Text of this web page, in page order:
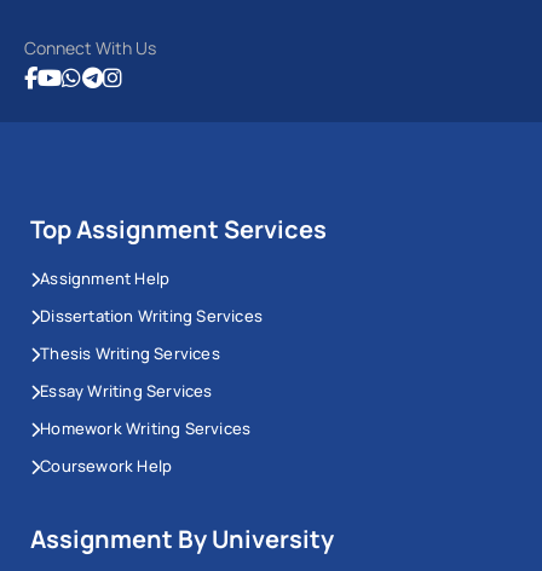
Connect With Us
Top Assignment Services
Assignment Help
Dissertation Writing Services
Thesis Writing Services
Essay Writing Services
Homework Writing Services
Coursework Help
Assignment By University